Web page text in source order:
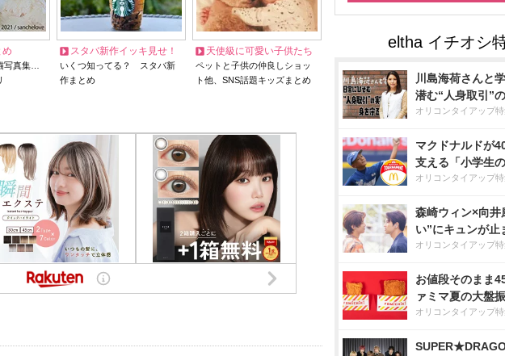
め
写真集…
スタバ新作イッキ見せ！
いくつ知ってる？ スタバ新
作まとめ
天使級に可愛い子供たち
ペットと子供の仲良しショッ
ト他、SNS話題キッズまとめ
川島海荷さんと
潜む“人身取引”
オリコンタイアップ特
マクドナルドが
支える「小学生の
オリコンタイアップ特
森崎ウィン×向井
い”にキュンが止
オリコンタイアップ特
お値段そのまま
ァミマ夏の大盤
オリコンタイアップ特